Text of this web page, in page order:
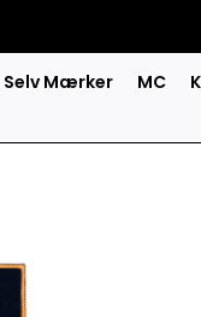
Selv Mærker MC